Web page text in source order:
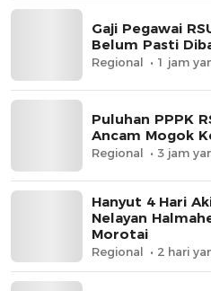
Gaji Pegawai
Belum Pasti
Regional 1 jam
Puluhan PPPK
Ancam Mogok
Regional 3 jam
Hanyut 4 Hari
Nelayan
Morotai
Regional 2 hari